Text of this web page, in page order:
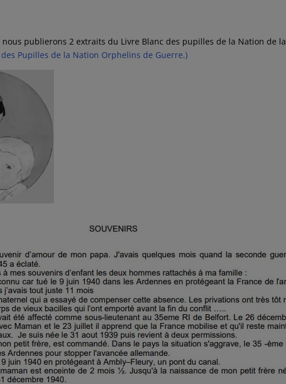
nous publierons 2 extraits du Livre Blanc des pupilles de la Nation de la
Pupilles de la Nation Orphelins de Guerre.)